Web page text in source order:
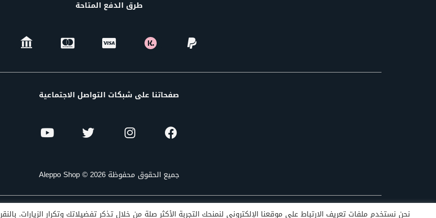
طرق الدفع المتاحة
صفحاتنا على شبكات التواصل الاجتماعية
جميع الحقوق محفوظة Aleppo Shop © 2026
نحن نستخدم ملفات تعريف الارتباط على موقعنا الإلكتروني لنمنحك التجربة الأكثر صلة من خلال تذكر تفضيلاتك وتكرار الزيارات.